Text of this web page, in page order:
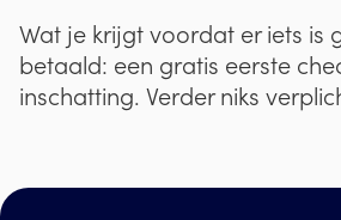
Wat je krijgt voordat er iets is
betaald: een gratis eerste
inschatting. Verder niks